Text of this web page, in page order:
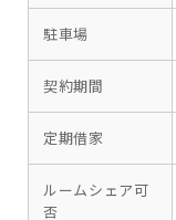
駐車場
契約期間
定期借家
ルームシェア可
否